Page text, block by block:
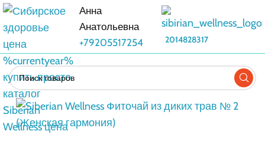
Анна
Анатольевна
+79205517254
2014828317